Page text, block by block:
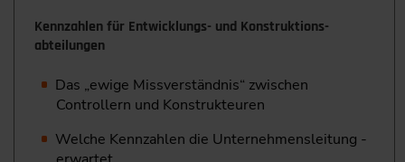
Kennzahlen für Entwicklungs- und Konstruktions­
abteilungen
Das „ewige Missverständnis“ zwischen
Controllern und ­Konstrukteuren
Welche Kennzahlen die Unternehmensleitung ­